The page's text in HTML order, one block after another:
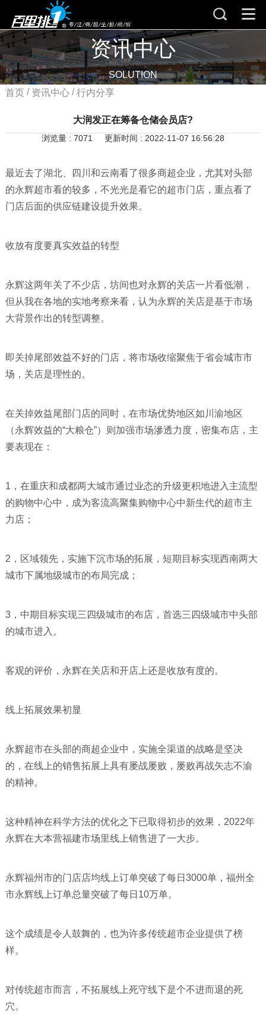
资讯中心
SOLUTION
首页/ 资讯中心/行内分享
大润发正在筹备仓储会员店?
浏览量 : 7071 更新时间 : 2022-11-07 16:56:28
最近去了湖北、四川和云南看了很多商超企业，尤其对头部
的永辉超市看的较多，不光光是看它的超市门店，重点看了
门店后面的供应链建设提升效果。
收放有度要真实效益的转型
永辉这两年关了不少店，坊间也对永辉的关店一片看低潮，
但从我在各地的实地考察来看，认为永辉的关店是基于市场
大背景作出的转型调整。
即关掉尾部效益不好的门店，将市场收缩聚焦于省会城市市
场，关店是理性的。
在关掉效益尾部门店的同时，在市场优势地区如川渝地区
（永辉效益的“大粮仓”）则加强市场滲透力度，密集布店，主
要表现在：
1，在重庆和成都两大城市通过业态的升级更积地进入主流型
的购物中心中，成为客流高聚集购物中心中新生代的超市主
力店；
2，区域领先，实施下沉市场的拓展，短期目标实现西南两大
城市下属地级城市的布局完成；
3，中期目标实现三四级城市的布店，首选三四级城市中头部
的城市进入。
客观的评价，永辉在关店和开店上还是收放有度的。
线上拓展效果初显
永辉超市在头部的商超企业中，实施全渠道的战略是坚决
的，在线上的销售拓展上具有屡战屡败，屡败再战矢志不渝
的精神。
这种精神在科学方法的优化之下已取得初步的效果，2022年
永辉在大本营福建市场里线上销售进了一大步。
永辉福州市的门店店均线上订单突破了每日3000单，福州全
市永辉线上订单总量突破了每日10万单。
这个成绩是令人鼓舞的，也为许多传统超市企业提供了榜
样。
对传统超市而言，不拓展线上死守线下是个不进而退的死
穴。